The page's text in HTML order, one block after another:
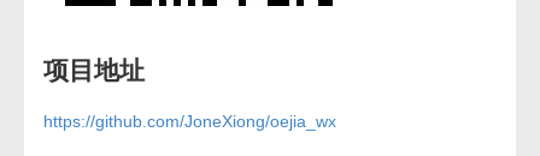
项目地址
https://github.com/JoneXiong/oejia_wx